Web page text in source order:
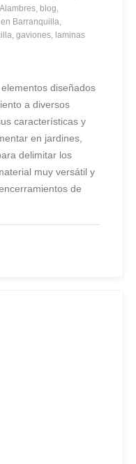
blog,
Barranquilla,
gaviones, laminas
diseñados
a diversos
características y
en jardines,
delimitar los
muy versátil y
de